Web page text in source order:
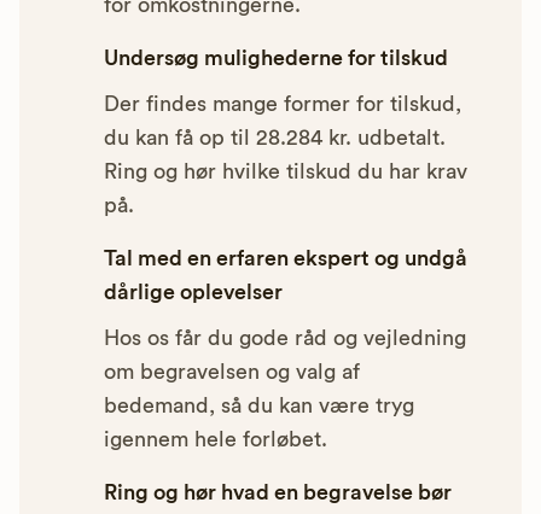
for omkostningerne.
Undersøg mulighederne for tilskud
Der findes mange former for tilskud,
du kan få op til 28.284 kr. udbetalt.
Ring og hør hvilke tilskud du har krav
på.
Tal med en erfaren ekspert og undgå
dårlige oplevelser
Hos os får du gode råd og vejledning
om begravelsen og valg af
bedemand, så du kan være tryg
igennem hele forløbet.
Ring og hør hvad en begravelse bør